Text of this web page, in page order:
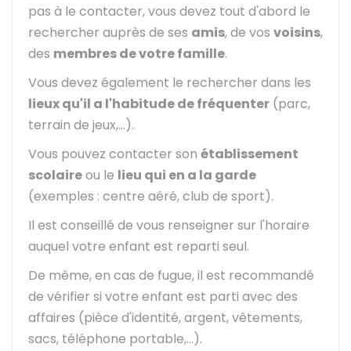
pas à le contacter, vous devez tout d'abord le
rechercher auprès de ses amis, de vos voisins,
des membres de votre famille.
Vous devez également le rechercher dans les
lieux qu'il a l'habitude de fréquenter (parc,
terrain de jeux,...).
Vous pouvez contacter son établissement
scolaireou le lieu qui en a la garde
(exemples : centre aéré, club de sport).
Il est conseillé de vous renseigner sur l'horaire
auquel votre enfant est reparti seul.
De même, en cas de fugue, il est recommandé
de vérifier si votre enfant est parti avec des
affaires (pièce d'identité, argent, vêtements,
sacs, téléphone portable,...).